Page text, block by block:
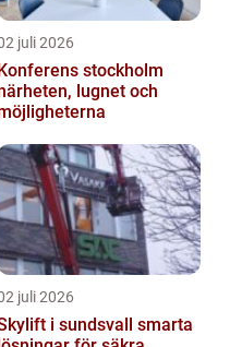
juli 2026
stockholm
lugnet och
juli 2026
i sundsvall smarta